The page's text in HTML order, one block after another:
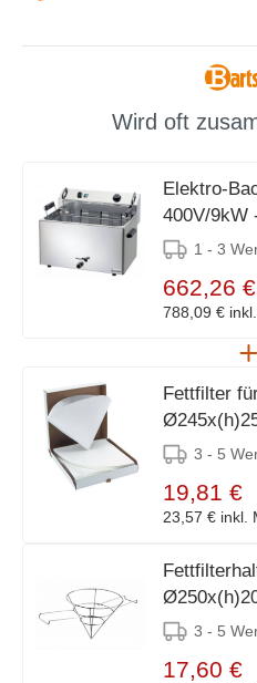
Wird oft
Elektro-
400V/9kW
1 - 3
662,26 €
788,09 €
Fettfilter
3 - 5
19,81 €
23,57 € inkl.
3 - 5
17,60 €